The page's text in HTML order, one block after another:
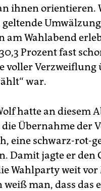
ihnen orientieren.
am Wahlabend
Prozent fast
voller Verzweiflung
war.
hatte an diesem
Übernahme der
eine schwarz-rot-
Damit jagte er den
Wahlparty weit
man, dass das